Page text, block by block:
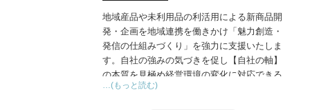
地域産品や未利用品の利活用による新商品開
発・企画を地域連携を働きかけ「魅力創造・
発信の仕組みづくり」を強力に支援いたしま
す。自社の強みの気づきを促し【自社の軸】
の本質を見極め経営環境の変化に対応できる
ブレない食の高付加価値化を目指します。
…(もっと読む)